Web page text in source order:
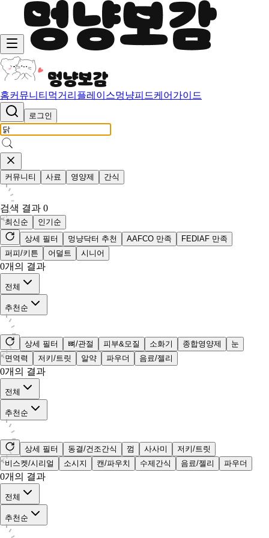
홈커뮤니티 먹거리 플레이스멍냥피드케어가이드
로그인
커뮤니티 사료 영양제 간식
검색 결과 0
최신순
인기순
상세 필터
멍냥닥터 추천 AAFCO 만족
FEDIAF 만족
퍼피/키튼
어덜트 시니어
0개의 결과
전체
추천순
상세 필터 뼈/관절 피부&모질 소화기 종합영양제
눈
면역력
저키/트릿 알약 파우더 음료/젤리
0개의 결과
전체
추천순
상세 필터 동결/건조간식 껌 사사미
저키/트릿
비스켓/시리얼
소시지 캔/파우치 수제간식 음료/젤리 파우더
0개의 결과
전체
추천순